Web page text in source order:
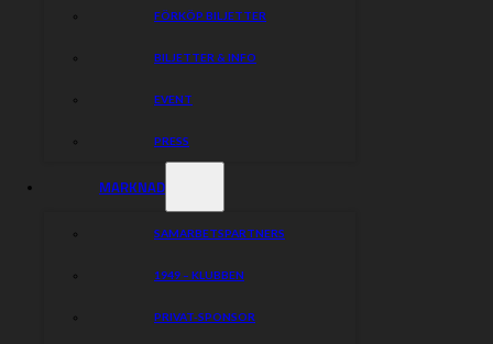
FÖRKÖP BILJETTER
BILJETTER & INFO
EVENT
PRESS
MARKNAD
SAMARBETSPARTNERS
1949 – KLUBBEN
PRIVAT-SPONSOR